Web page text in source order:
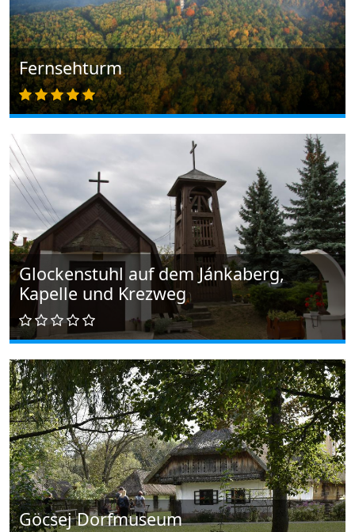
Fernsehturm
Glockenstuhl auf dem Jánkaberg,
Kapelle und Krezweg
Göcsej Dorfmuseum